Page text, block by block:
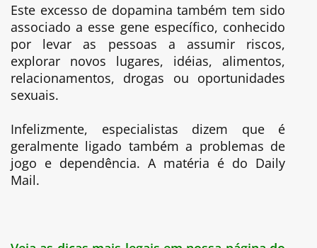
Este excesso de dopamina também tem sido
associado a esse gene específico, conhecido
por levar as pessoas a assumir riscos,
explorar novos lugares, idéias, alimentos,
relacionamentos, drogas ou oportunidades
sexuais.
Infelizmente, especialistas dizem que é
geralmente ligado também a problemas de
jogo e dependência. A matéria é do Daily
Mail.